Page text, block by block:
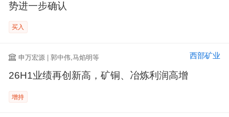
势进一步确认
买入
申万宏源 | 郭中伟,马焰明等 西部矿业
26H1业绩再创新高，矿铜、冶炼利润高增
增持